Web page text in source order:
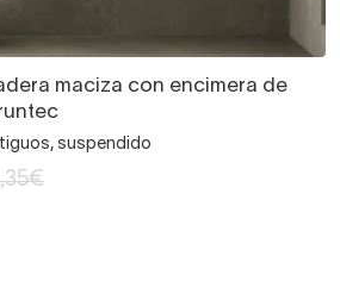
maciza con encimera de
suspendido